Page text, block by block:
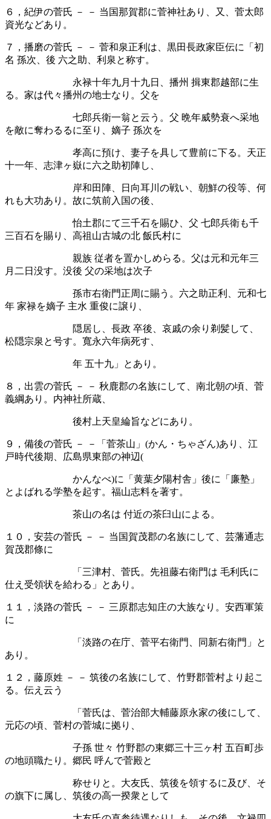
６，紀伊の菅氏 － － 当国那賀郡に菅神社あり、又、菅太郎
資光などあり。
７，播磨の菅氏 － － 菅和泉正利は、黒田長政家臣伝に「初
名 孫次、後 六之助、利泉と称す。
永禄十年九月十九日、播州 揖東郡越部に生
る。家は代々播州の地士なり。父を
七郎兵衛一翁と云う。父 晩年威勢衰へ采地
を敵に奪わるるに至り、嫡子 孫次を
孝高に預け、妻子を具して豊前に下る。天正
十一年、志津ヶ嶽に六之助初陣し、
岸和田陣、日向耳川の戦い、朝鮮の役等、何
れも大功あり。故に筑前入国の後、
怡土郡にて三千石を賜ひ、父 七郎兵衛も千
三百石を賜り、高祖山古城の北 飯氏村に
親族 従者を置かしめらる。父は元和元年三
月二日没す。没後 父の采地は次子
孫市右衛門正周に賜う。六之助正利、元和七
年 家禄を嫡子 主水 重俊に譲り、
隠居し、長政 卒後、哀戚の余り剃髪して、
松隠宗泉と号す。寬永六年病死す、
年 五十九」とあり。
８，出雲の菅氏 － － 秋鹿郡の名族にして、南北朝の頃、菅
義綱あり。内神社所蔵、
後村上天皇綸旨などにあり。
９，備後の菅氏 － －「菅茶山」 (かん・ちゃざん)あり、江
戸時代後期、広島県東部の神辺(
かんなべ)に「黄葉夕陽村舎」後に「廉塾」
とよばれる学塾を起す。福山志料を著す。
茶山の名は 付近の茶臼山による。
１０，安芸の菅氏 － － 当国賀茂郡の名族にして、芸藩通志
賀茂郡條に
「三津村、菅氏。先祖藤右衛門は 毛利氏に
仕え受領状を給わる」とあり。
１１，淡路の菅氏 － － 三原郡志知庄の大族なり。安西軍策
に
「淡路の在庁、菅平右衛門、同新右衛門」と
あり。
１２，藤原姓 － － 筑後の名族にして、竹野郡菅村より起こ
る。伝え云う
「菅氏は、菅治部大輔藤原永家の後にして、
元応の頃、菅村の菅城に拠り、
子孫 世々 竹野郡の東郷三十三ヶ村 五百町歩
の地頭職たり。郷民 呼んで菅殿と
称せりと。大友氏、筑後を領するに及び、そ
の旗下に属し、筑後の高一揆衆として